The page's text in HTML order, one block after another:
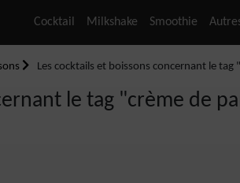
Cocktail Milkshake Smoothie
Les cocktails et boissons concernant le
le tag "crème de